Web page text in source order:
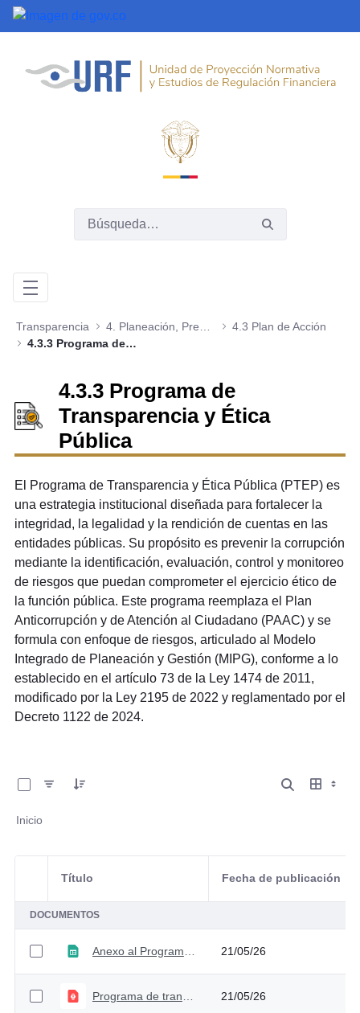
Saltar al contenido principal
Transparencia
4.3 Plan de Acción
4.3.3 Programa de Transparencia y Ética Pública
4.3.3 Programa de
Transparencia y Ética
Pública
El Programa de Transparencia y Ética Pública (PTEP) es
una estrategia institucional diseñada para fortalecer la
integridad, la legalidad y la rendición de cuentas en las
entidades públicas. Su propósito es prevenir la corrupción
mediante la identificación, evaluación, control y monitoreo
de riesgos que puedan comprometer el ejercicio ético de
la función pública. Este programa reemplaza el Plan
Anticorrupción y de Atención al Ciudadano (PAAC) y se
formula con enfoque de riesgos, articulado al Modelo
Integrado de Planeación y Gestión (MIPG), conforme a lo
establecido en el artículo 73 de la Ley 1474 de 2011,
modificado por la Ley 2195 de 2022 y reglamentado por el
Decreto 1122 de 2024.
Inicio
Selección del elemento
Título Fecha de publicación
DOCUMENTOS
21/05/26
21/05/26